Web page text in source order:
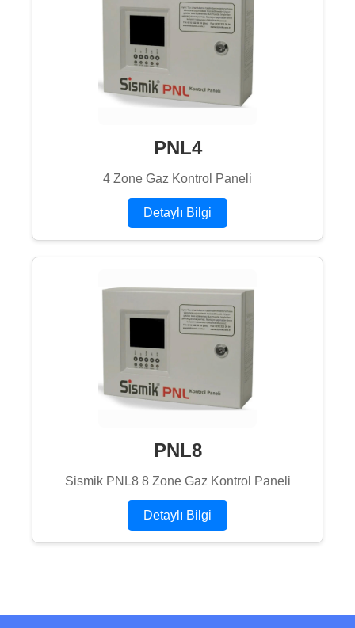
PNL4
4 Zone Gaz Kontrol Paneli
Detaylı Bilgi
PNL8
Sismik PNL8 8 Zone Gaz Kontrol Paneli
Detaylı Bilgi